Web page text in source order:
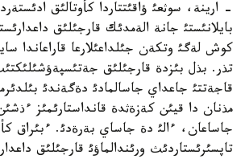
- ارينة، سوثعئ ؤاقئتتاردا كأوتالئق
بايلانئستئ جانة الةمدئك قارجئلئق
كوش لةگئ وتكةن جئلداعئلارعا قاراعاندا
تذر. بذل بئزدة قارجئلئق
قاجةتتئ جاعداي جاسالمادئ دةگةندئ
مذنان دا قيئن كةزةثدة قانداستارئمئز
جاساعان، ءالئ دة جاساي بةرةدئ. ءبئراق
تاپسئرئستاردئث ورئندالماؤئ قارجئلئق